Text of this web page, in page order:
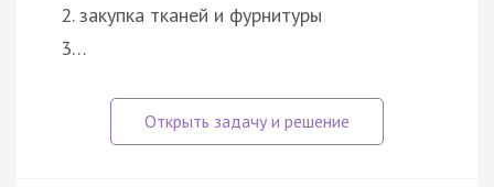
2. закупка тканей и фурнитуры
3…